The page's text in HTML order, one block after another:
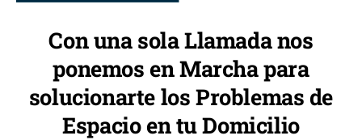
Con una sola Llamada nos
ponemos en Marcha para
solucionarte los Problemas de
Espacio en tu Domicilio